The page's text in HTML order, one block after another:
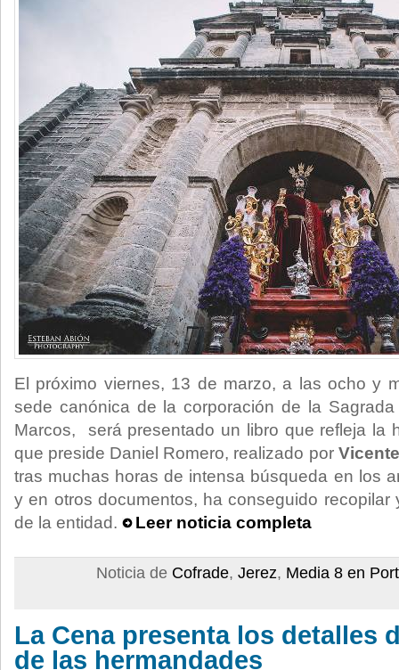
El próximo viernes, 13 de marzo, a las ocho y
sede canónica de la corporación de la
Marcos, será presentado un libro que refleja la
que preside Daniel Romero, realizado por
tras muchas horas de intensa búsqueda en los
y en otros documentos, ha conseguido recopilar
de la entidad.
Leer noticia completa
Noticia de Cofrade, Jerez, Media 8 en
La Cena presenta los detalles
de las hermandades